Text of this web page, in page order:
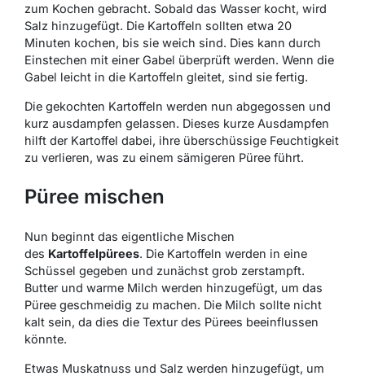
zum Kochen gebracht. Sobald das Wasser kocht, wird
Salz hinzugefügt. Die Kartoffeln sollten etwa 20
Minuten kochen, bis sie weich sind. Dies kann durch
Einstechen mit einer Gabel überprüft werden. Wenn die
Gabel leicht in die Kartoffeln gleitet, sind sie fertig.
Die gekochten Kartoffeln werden nun abgegossen und
kurz ausdampfen gelassen. Dieses kurze Ausdampfen
hilft der Kartoffel dabei, ihre überschüssige Feuchtigkeit
zu verlieren, was zu einem sämigeren Püree führt.
Püree mischen
Nun beginnt das eigentliche Mischen
des Kartoffelpürees. Die Kartoffeln werden in eine
Schüssel gegeben und zunächst grob zerstampft.
Butter und warme Milch werden hinzugefügt, um das
Püree geschmeidig zu machen. Die Milch sollte nicht
kalt sein, da dies die Textur des Pürees beeinflussen
könnte.
Etwas Muskatnuss und Salz werden hinzugefügt, um